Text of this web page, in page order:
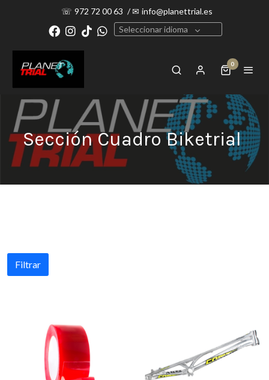
☏ 972 72 00 63 /✉ info@planettrial.es
Seleccionar idioma
0
Sección Cuadro Biketrial
Filtrar